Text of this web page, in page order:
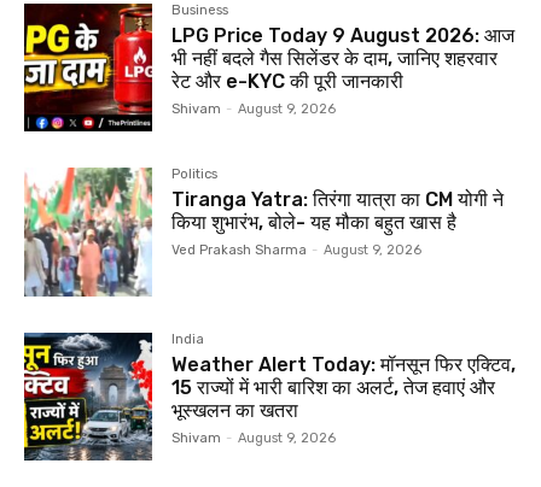
Business
LPG Price Today 9 August 2026: आज
भी नहीं बदले गैस सिलेंडर के दाम, जानिए शहरवार
रेट और e-KYC की पूरी जानकारी
Shivam - August 9, 2026
Politics
Tiranga Yatra: तिरंगा यात्रा का CM योगी ने
किया शुभारंभ, बोले- यह मौका बहुत खास है
Ved Prakash Sharma - August 9, 2026
India
Weather Alert Today: मॉनसून फिर एक्टिव,
15 राज्यों में भारी बारिश का अलर्ट, तेज हवाएं और
भूस्खलन का खतरा
Shivam - August 9, 2026